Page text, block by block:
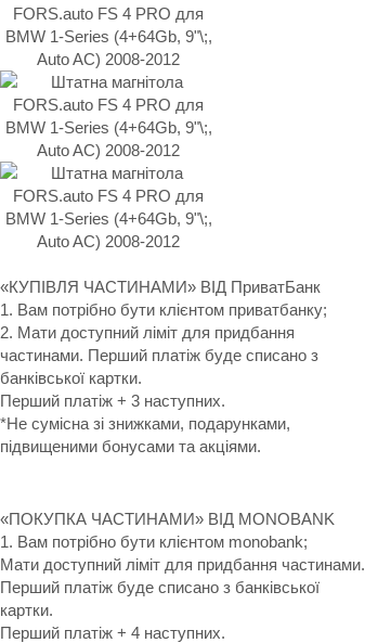
«КУПІВЛЯ ЧАСТИНАМИ» ВІД ПриватБанк
1. Вам потрібно бути клієнтом приватбанку;
2. Мати доступний ліміт для придбання
частинами. Перший платіж буде списано з
банківської картки.
Перший платіж + 3 наступних.
*Не сумісна зі знижками, подарунками,
підвищеними бонусами та акціями.
«ПОКУПКА ЧАСТИНАМИ» ВІД MONOBANK
1. Вам потрібно бути клієнтом monobank;
Мати доступний ліміт для придбання частинами.
Перший платіж буде списано з банківської
картки.
Перший платіж + 4 наступних.